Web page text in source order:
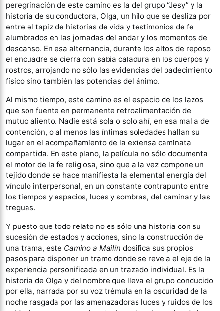
peregrinación de este camino es la del grupo “Jesy” y la
historia de su conductora, Olga, un hilo que se desliza por
entre el tapiz de historias de vida y testimonios de fe
alumbrados en las jornadas del andar y los momentos de
descanso. En esa alternancia, durante los altos de reposo
el encuadre se cierra con sabia caladura en los cuerpos y
rostros, arrojando no sólo las evidencias del padecimiento
físico sino también las potencias del ánimo.
Al mismo tiempo, este camino es el espacio de los lazos
que son fuente en permanente retroalimentación de
mutuo aliento. Nadie está sola o solo ahí, en esa malla de
contención, o al menos las íntimas soledades hallan su
lugar en el acompañamiento de la extensa caminata
compartida. En este plano, la película no sólo documenta
el motor de la fe religiosa, sino que a la vez compone un
tejido donde se hace manifiesta la elemental energía del
vínculo interpersonal, en un constante contrapunto entre
los tiempos y espacios, luces y sombras, del caminar y las
treguas.
Y puesto que todo relato no es sólo una historia con su
sucesión de estados y acciones, sino la construcción de
una trama, este Camino a Mailín dosifica sus propios
pasos para disponer un tramo donde se revela el eje de la
experiencia personificada en un trazado individual. Es la
historia de Olga y del nombre que lleva el grupo conducido
por ella, narrada por su voz trémula en la oscuridad de la
noche rasgada por las amenazadoras luces y ruidos de los